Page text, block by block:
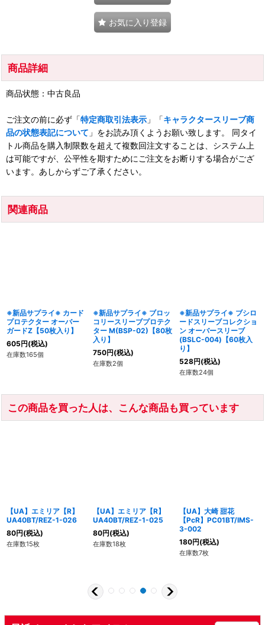
お気に入り登録
商品詳細
商品状態：中古良品
ご注文の前に必ず「特定商取引法表示 」「キャラクタースリーブ商
品の状態表記について 」をお読み頂くようお願い致します。 同タイ
トル商品を購入制限数を超えて複数回注文することは、システム上
は可能ですが、公平性を期すためにご注文をお断りする場合がござ
います。あしからずご了承ください。
関連商品
※新品サプライ※ カード
プロテクター オーバー
ガードZ【50枚入り】
605円(税込)
在庫数165個
※新品サプライ※ ブロッ
コリースリーブプロテク
ター M(BSP-02)【80枚
入り】
750円(税込)
在庫数2個
※新品サプライ※ ブシロ
ードスリーブコレクショ
ン オーバースリーブ
(BSLC-004)【60枚入
り】
528円(税込)
在庫数24個
この商品を買った人は、こんな商品も買っています
【UA】エミリア【R】
UA40BT/REZ-1-026
80円(税込)
在庫数15枚
【UA】エミリア【R】
UA40BT/REZ-1-025
80円(税込)
在庫数18枚
【UA】大崎 甜花
【PcR】PC01BT/IMS-
3-002
180円(税込)
在庫数7枚